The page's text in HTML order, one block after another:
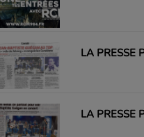
LA PRESSE
LA PRESSE